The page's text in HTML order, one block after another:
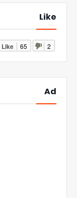
Like
Like 65 2
Ad